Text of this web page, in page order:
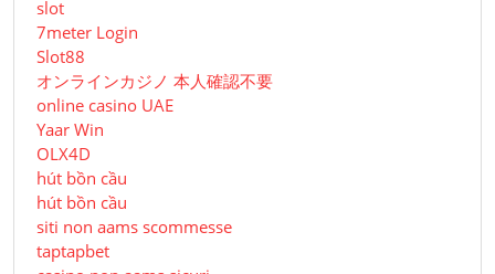
slot
7meter Login
Slot88
オンラインカジノ 本人確認不要
online casino UAE
Yaar Win
OLX4D
hút bồn cầu
hút bồn cầu
siti non aams scommesse
taptapbet